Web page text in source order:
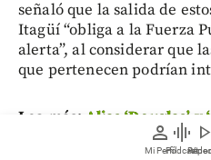
person
Mi Perfil
graphic_eq
Pódcast
play_arrow
señaló que la salida de
Itagüí “obliga a la Fuerza
alerta”, al considerar que
que pertenecen podrían
Lea más: Alias ‘Douglas’
los trasladados de la